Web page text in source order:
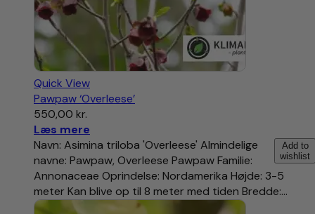
Quick View
Pawpaw ‘Overleese’
550,00 kr.
Læs mere
Add to
wishlist
Navn: Asimina triloba 'Overleese' Almindelige
navne: Pawpaw, Overleese Pawpaw Familie:
Annonaceae Oprindelse: Nordamerika Højde: 3-5
meter Kan blive op til 8 meter med tiden Bredde:…